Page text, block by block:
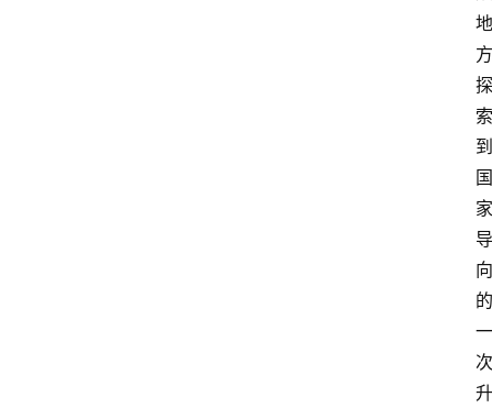
地
方
探
索
到
国
家
导
向
的
一
次
升